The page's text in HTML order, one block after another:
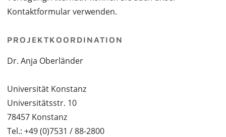
Kontaktformular verwenden.
PROJEKTKOORDINATION
Dr. Anja Oberländer
Universität Konstanz
Universitätsstr. 10
78457 Konstanz
Tel.: +49 (0)7531 / 88-2800